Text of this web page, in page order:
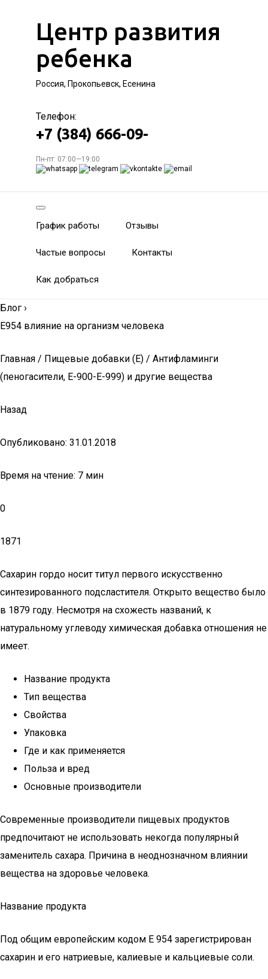
Центр развития
ребенка
Россия, Прокопьевск, Есенина
Телефон:
+7 (384) 666-09-
Пн-пт: 07:00—19:00
График работы Отзывы
Частые вопросы Контакты
Как добраться
Блог ›
Е954 влияние на организм человека
Главная / Пищевые добавки (Е) / Антифламинги
(пеногасители, Е-900-Е-999) и другие вещества
Назад
Опубликовано: 31.01.2018
Время на чтение: 7 мин
0
1871
Сахарин гордо носит титул первого искусственно
синтезированного подсластителя. Открыто вещество было
в 1879 году. Несмотря на схожесть названий, к
натуральному углеводу химическая добавка отношения не
имеет.
Название продукта
Тип вещества
Свойства
Упаковка
Где и как применяется
Польза и вред
Основные производители
Современные производители пищевых продуктов
предпочитают не использовать некогда популярный
заменитель сахара. Причина в неоднозначном влиянии
вещества на здоровье человека.
Название продукта
Под общим европейским кодом E 954 зарегистрирован
сахарин и его натриевые, калиевые и кальциевые соли.